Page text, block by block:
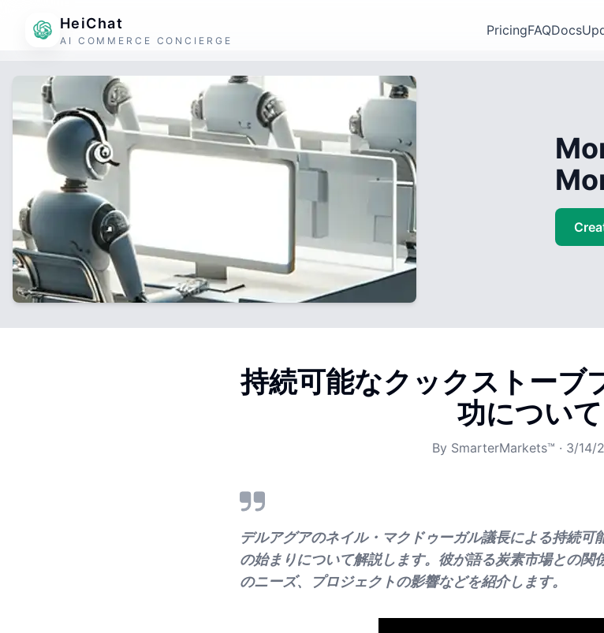
HeiChat
AI COMMERCE CONCIERGE
PricingFAQDocs
持続可能なクックストーブ
功について
By SmarterMarkets™ · 3/14/
デルアグアのネイル・マクドゥーガル議長による持続可
の始まりについて解説します。彼が語る炭素市場との関
のニーズ、プロジェクトの影響などを紹介します。